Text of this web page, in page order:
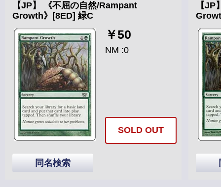
【JP】 《不屈の自然/Rampant
Growth》[8ED] 緑C
￥50
NM :0
SOLD OUT
同名検索
【